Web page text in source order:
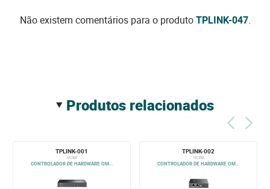
Não existem comentários para o produtoTPLINK-047.
produtos relacionados
TPLINK-001
OC300
CONTROLADOR DE HARDWARE OM...
TPLINK-002
OC200
CONTROLADOR DE HARDWARE OM...